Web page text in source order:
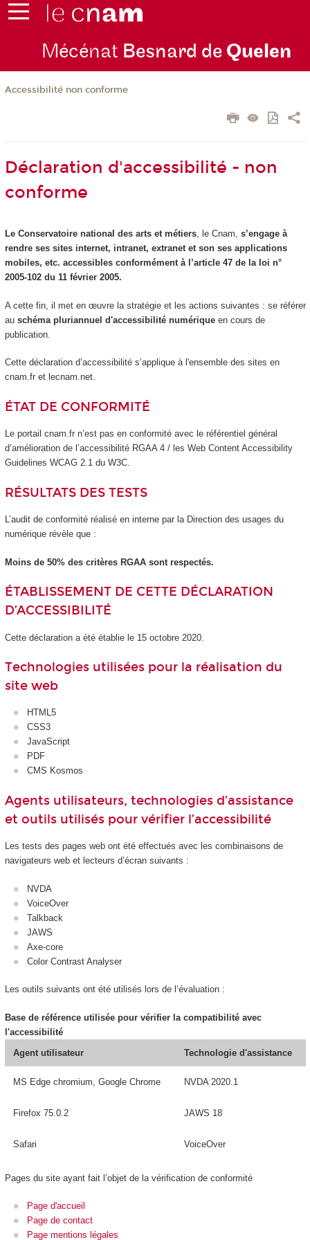
Mécénat Besnard de Quelen
Accessibilité non conforme
Déclaration d'accessibilité - non
conforme
Le Conservatoire national des arts et métiers, le Cnam, s’engage à
rendre ses sites internet, intranet, extranet et son ses applications
mobiles, etc. accessibles conformément à l’article 47 de la loi n°
2005-102 du 11 février 2005.
A cette fin, il met en œuvre la stratégie et les actions suivantes : se référer
au schéma pluriannuel d'accessibilité numériqueen cours de
publication.
Cette déclaration d’accessibilité s’applique à l'ensemble des sites en
cnam.fr et lecnam.net.
ÉTAT DE CONFORMITÉ
Le portail cnam.fr n’est pas en conformité avec le référentiel général
d’amélioration de l’accessibilité RGAA 4 / les Web Content Accessibility
Guidelines WCAG 2.1 du W3C.
RÉSULTATS DES TESTS
L’audit de conformité réalisé en interne par la Direction des usages du
numérique révèle que :
Moins de 50% des critères RGAA sont respectés.
ÉTABLISSEMENT DE CETTE DÉCLARATION
D’ACCESSIBILITÉ
Cette déclaration a été établie le 15 octobre 2020.
Technologies utilisées pour la réalisation du
site web
HTML5
CSS3
JavaScript
PDF
CMS Kosmos
Agents utilisateurs, technologies d’assistance
et outils utilisés pour vérifier l’accessibilité
Les tests des pages web ont été effectués avec les combinaisons de
navigateurs web et lecteurs d’écran suivants :
NVDA
VoiceOver
Talkback
JAWS
Axe-core
Color Contrast Analyser
Les outils suivants ont été utilisés lors de l’évaluation :
Base de référence utilisée pour vérifier la compatibilité avec
l'accessibilité
Agent utilisateur
Technologie d'assistance
MS Edge chromium, Google Chrome NVDA 2020.1
Firefox 75.0.2 JAWS 18
Safari VoiceOver
Pages du site ayant fait l’objet de la vérification de conformité
Page d'accueil
Page de contact
Page mentions légales